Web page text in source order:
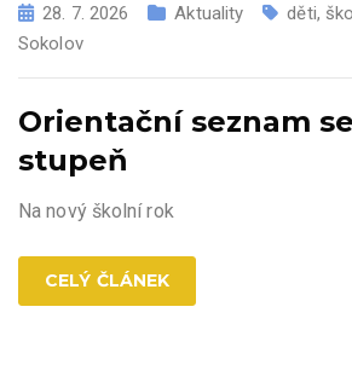
28. 7. 2026 Aktuality děti,
Sokolov
Orientační seznam
stupeň
Na nový školní rok
CELÝ ČLÁNEK